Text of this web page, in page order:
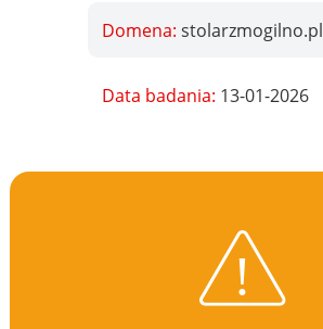
Domena:stolarzmogilno.pl
Data badania: 13-01-2026